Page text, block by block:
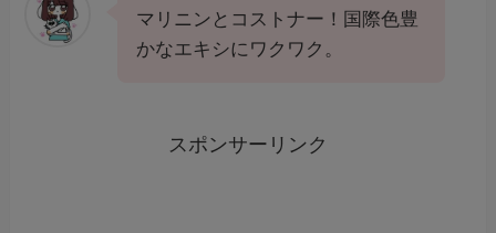
マリニンとコストナー！国際色豊
かなエキシにワクワク。
スポンサーリンク